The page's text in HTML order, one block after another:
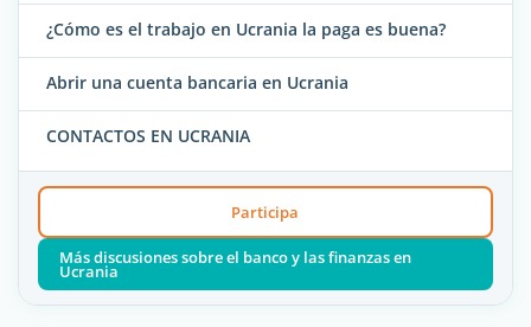
¿Cómo es el trabajo en Ucrania la paga es buena?
Abrir una cuenta bancaria en Ucrania
CONTACTOS EN UCRANIA
Participa
Más discusiones sobre el banco y las finanzas en
Ucrania